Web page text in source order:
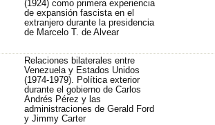
(1924) como primera experiencia
de expansión fascista en el
extranjero durante la presidencia
de Marcelo T. de Alvear
Relaciones bilaterales entre
Venezuela y Estados Unidos
(1974-1979). Política exterior
durante el gobierno de Carlos
Andrés Pérez y las
administraciones de Gerald Ford
y Jimmy Carter